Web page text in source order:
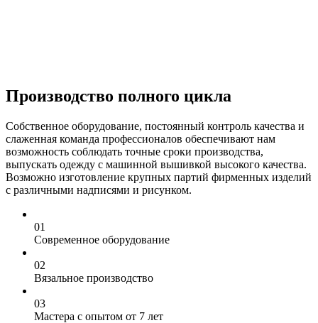
Производство полного цикла
Собственное оборудование, постоянный контроль качества и
слаженная команда профессионалов обеспечивают нам
возможность соблюдать точные сроки производства,
выпускать одежду с машинной вышивкой высокого качества.
Возможно изготовление крупных партий фирменных изделий
с различными надписями и рисунком.
01
Современное оборудование
02
Вязальное производство
03
Мастера с опытом от 7 лет